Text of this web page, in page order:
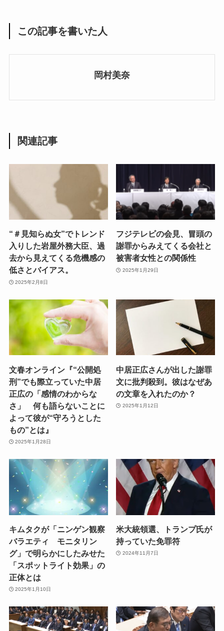
この記事を書いた人
岡村美奈
関連記事
“＃見知らぬ女”でトレンド
入りした岩屋外務大臣、過
去から見えてくる危機感の
低さとバイアス。
2025年2月8日
フジテレビの会見、冒頭の
謝罪からみえてくる会社と
被害者女性との関係性
2025年1月29日
文春オンライン『“公開処
刑”でも際立っていた中居
正広の「感情のわからな
さ」 何も語らないことに
よって彼が“守ろうとした
もの”とは』
2025年1月28日
中居正広さんが出した謝罪
文に批判殺到。彼はなぜあ
の文章を入れたのか？
2025年1月12日
キムタクが「ニンゲン観察
バラエティ モニタリン
グ」で明らかにしたみせた
「スポットライト効果」の
正体とは
2025年1月10日
米大統領選、トランプ氏が
持っていた免罪符
2024年11月7日